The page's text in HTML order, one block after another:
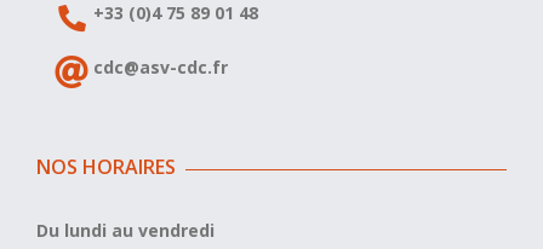
+33 (0)4 75 89 01 48
cdc@asv-cdc.fr
NOS HORAIRES
Du lundi au vendredi